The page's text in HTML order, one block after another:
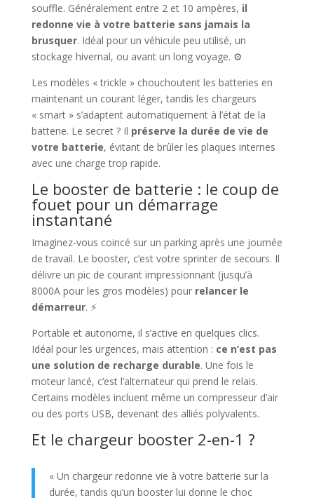
souffle. Généralement entre 2 et 10 ampères, il
redonne vie à votre batterie sans jamais la
brusquer. Idéal pour un véhicule peu utilisé, un
stockage hivernal, ou avant un long voyage. ⚙️
Les modèles « trickle » chouchoutent les batteries en
maintenant un courant léger, tandis les chargeurs
« smart » s’adaptent automatiquement à l’état de la
batterie. Le secret ? Il préserve la durée de vie de
votre batterie, évitant de brûler les plaques internes
avec une charge trop rapide.
Le booster de batterie : le coup de
fouet pour un démarrage
instantané
Imaginez-vous coincé sur un parking après une journée
de travail. Le booster, c’est votre sprinter de secours. Il
délivre un pic de courant impressionnant (jusqu’à
8000A pour les gros modèles) pour relancer le
démarreur. ⚡️
Portable et autonome, il s’active en quelques clics.
Idéal pour les urgences, mais attention : ce n’est pas
une solution de recharge durable. Une fois le
moteur lancé, c’est l’alternateur qui prend le relais.
Certains modèles incluent même un compresseur d’air
ou des ports USB, devenant des alliés polyvalents.
Et le chargeur booster 2-en-1 ?
« Un chargeur redonne vie à votre batterie sur la
durée, tandis qu’un booster lui donne le choc